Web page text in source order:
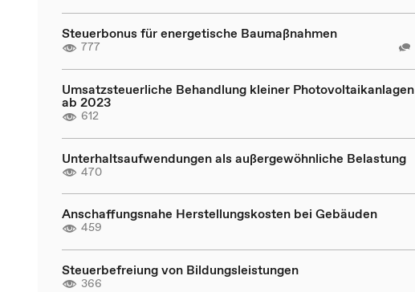
Steuerbonus für energetische Baumaßnahmen
777
Umsatzsteuerliche Behandlung kleiner Photovoltaikanlagen
ab 2023
612
Unterhaltsaufwendungen als außergewöhnliche Belastung
470
Anschaffungsnahe Herstellungskosten bei Gebäuden
459
Steuerbefreiung von Bildungsleistungen
366